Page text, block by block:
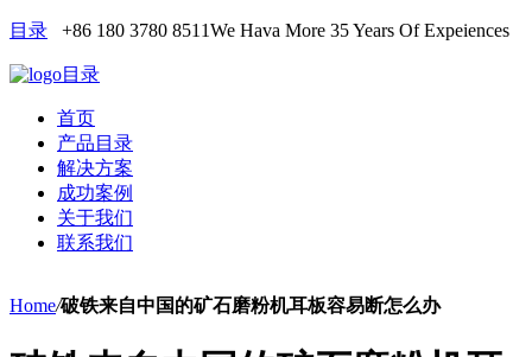
目录 +86 180 3780 8511We Hava More 35 Years Of Expeiences
目录
首页
产品目录
解决方案
成功案例
关于我们
联系我们
Home/破铁来自中国的矿石磨粉机耳板容易断怎么办